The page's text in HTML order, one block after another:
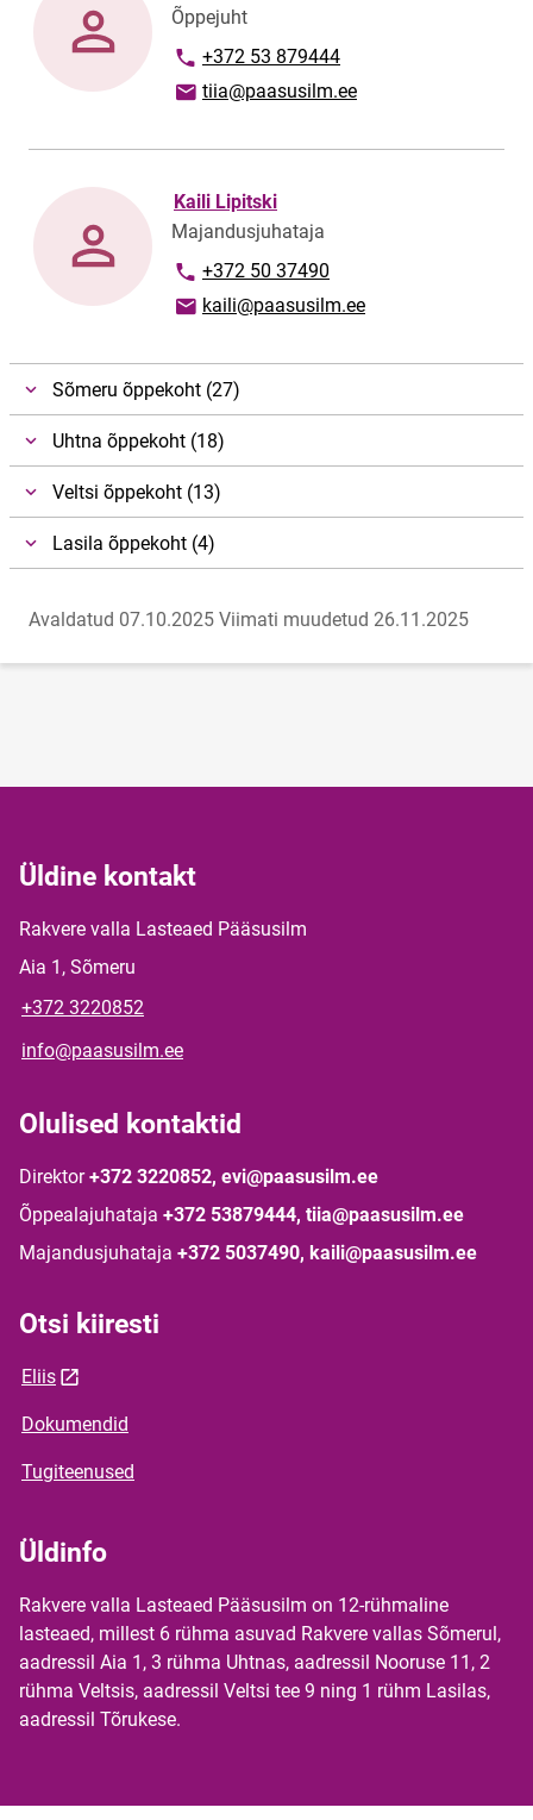
Õppejuht
Telefoninumber
+372 53 879444
E-posti aadress
tiia@paasusilm.ee
Kaili Lipitski
Majandusjuhataja
Telefoninumber
+372 50 37490
E-posti aadress
kaili@paasusilm.ee
Sõmeru õppekoht (27)
Uhtna õppekoht (18)
Veltsi õppekoht (13)
Lasila õppekoht (4)
Avaldatud 07.10.2025 Viimati muudetud 26.11.2025
Üldine kontakt
Rakvere valla Lasteaed Pääsusilm
Aia 1, Sõmeru
+372 3220852
info@paasusilm.ee
Olulised kontaktid
Direktor +372 3220852, evi@paasusilm.ee
Õppealajuhataja +372 53879444, tiia@paasusilm.ee
Majandusjuhataja +372 5037490, kaili@paasusilm.ee
Otsi kiiresti
Eliis
Dokumendid
Tugiteenused
Üldinfo
Rakvere valla Lasteaed Pääsusilm on 12-rühmaline
lasteaed, millest 6 rühma asuvad Rakvere vallas Sõmerul,
aadressil Aia 1, 3 rühma Uhtnas, aadressil Nooruse 11, 2
rühma Veltsis, aadressil Veltsi tee 9 ning 1 rühm Lasilas,
aadressil Tõrukese.